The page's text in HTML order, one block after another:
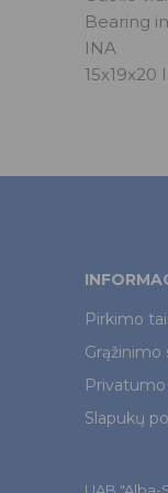
Bearing
INA
15x19x20
Pirkimo
Grąžinimo
Slapukų